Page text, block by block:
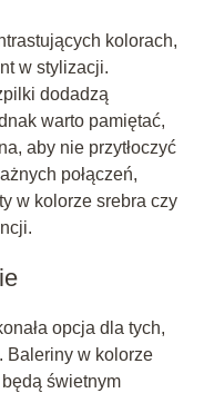
kolorach,
w stylizacji.
dodadzą
warto pamiętać,
aby nie przytłoczyć
połączeń,
w kolorze srebra czy
opcja dla tych,
Baleriny w kolorze
będą świetnym